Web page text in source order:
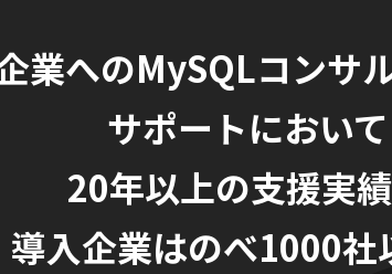
業へのMySQLコンサ
サポートにおいて
20年以上の支援実績
導入企業はのべ1000社